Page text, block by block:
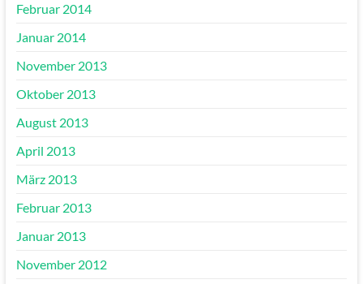
Februar 2014
Januar 2014
November 2013
Oktober 2013
August 2013
April 2013
März 2013
Februar 2013
Januar 2013
November 2012